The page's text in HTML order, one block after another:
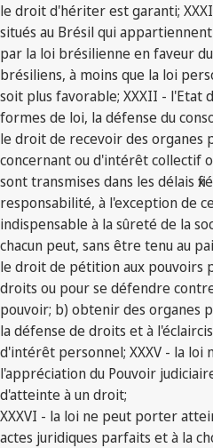
le droit d'hériter est garanti;
situés au Brésil qui
par la loi brésilienne en faveur
brésiliens, à moins que la loi
soit plus favorable; XXXII - l'Etat
formes de loi, la défense du
le droit de recevoir des organes
concernant ou d'intérêt collectif
sont transmises dans les délais
responsabilité, à l'exception de
indispensable à la sûreté de la
chacun peut, sans être tenu au
le droit de pétition aux pouvoirs
droits ou pour se défendre
pouvoir; b) obtenir des organes
la défense de droits et à
d'intérêt personnel; XXXV - la loi
l'appréciation du Pouvoir
d'atteinte à un droit;
XXXVI - la loi ne peut porter
actes juridiques parfaits et à la